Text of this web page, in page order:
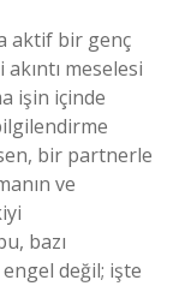
aktif bir genç
meselesi
işin içinde
bir partnerle
ve
bazı
değil; işte